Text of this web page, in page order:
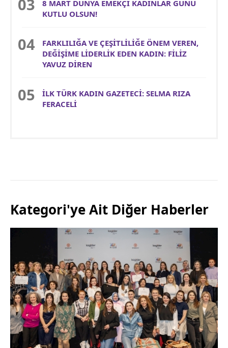
8 MART DÜNYA EMEKÇİ KADINLAR GÜNÜ
KUTLU OLSUN!
FARKLILIĞA VE ÇEŞİTLİLİĞE ÖNEM VEREN,
DEĞİŞİME LİDERLİK EDEN KADIN: FİLİZ
YAVUZ DİREN
İLK TÜRK KADIN GAZETECİ: SELMA RIZA
FERACELİ
Kategori'ye Ait Diğer Haberler